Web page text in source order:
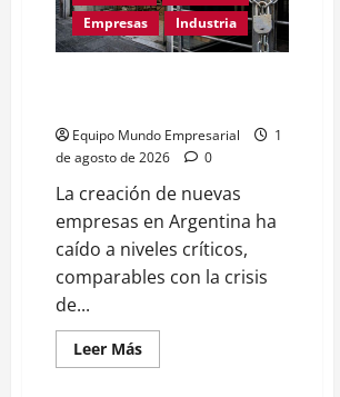
que
sostiene
el
empleo
Empresas
Industria
Equipo Mundo Empresarial
1
de agosto de 2026
0
La creación de nuevas
empresas en Argentina ha
caído a niveles críticos,
comparables con la crisis
de...
Leer MásLeer
más